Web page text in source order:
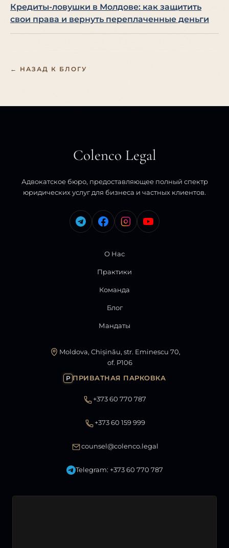
Кредиты-ловушки в Молдове: как защитить
свои права и вернуть переплаченные деньги
← НАЗАД К БЛОГУ
Colenco Legal
Адвокатское бюро, предоставляющее полный спектр
юридических услуг для бизнеса и частных клиентов.
О Нас
Практики
Команда
Блог
Мандаты
Moldova, Chișinău, str. Eminescu 70,
of. P106
P ПРИВАТНАЯ ПАРКОВКА
+373 60 770 787
+373 60 159 999
counsel@colenco.legal
Telegram: +373 60 770 787